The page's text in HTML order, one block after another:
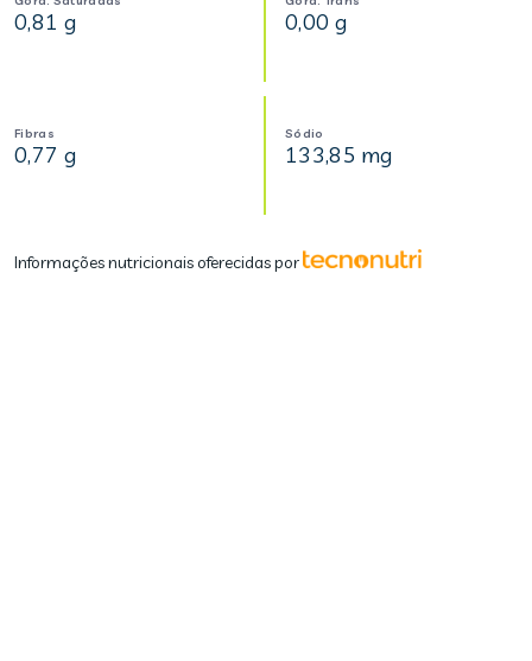
0,81 g 0,00 g
Fibras
0,77 g
Sódio
133,85 mg
Informações nutricionais oferecidas por